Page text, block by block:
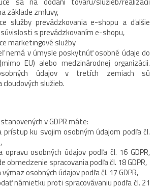
základe zmluvy,
služby prevádzkovania e-shopu a ďalšie
s prevádzkovaním e-shopu,
marketingové služby
nemá v úmysle poskytnúť osobné údaje do
EU) alebo medzinárodnej organizácii.
údajov v tretích zemiach sú
služieb.
v GDPR máte:
prístup ku svojim osobným údajom podľa čl.
opravu osobných údajov podľa čl. 16 GDPR,
obmedzenie spracovania podľa čl. 18 GDPR,
osobných údajov podľa čl. 17 GDPR,
námietku proti spracovávaniu podľa čl. 21